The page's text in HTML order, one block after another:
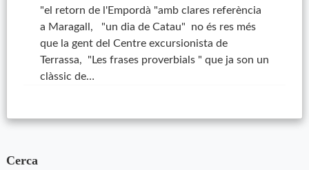
"el retorn de l'Empordà "amb clares referència
a Maragall, "un dia de Catau" no és res més
que la gent del Centre excursionista de
Terrassa, "Les frases proverbials " que ja son un
clàssic de…
Cerca